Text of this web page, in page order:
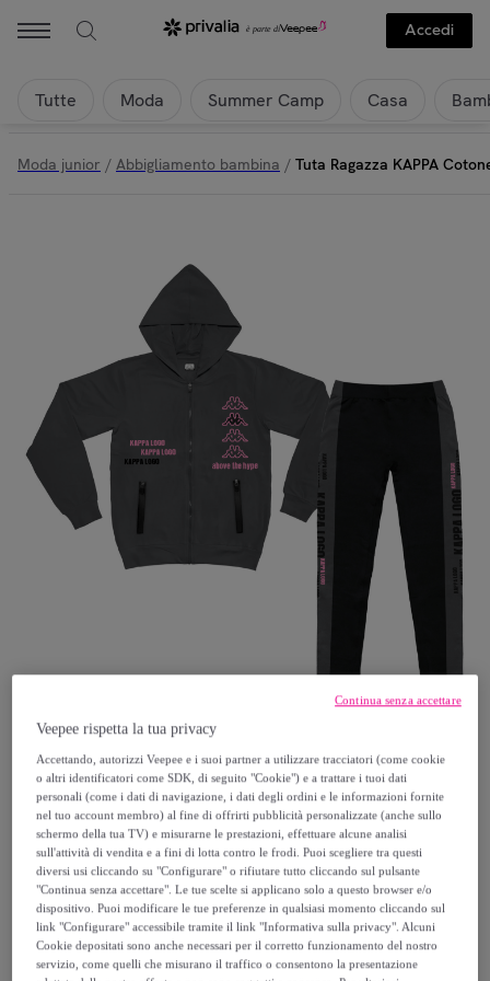
Accedi
Tutte Moda Summer Camp Casa
Moda junior / Abbigliamento bambina / Tuta Ragazza KAPPA
KAPPA
Tuta Ragazza KAPPA Cotone Mezza
Stagione 8 / 16 Anni Back To School
24,99 €
59,99 €
Veepee rispetta la tua privacy
Accettando, autorizzi Veepee e i suoi partner a utilizzare tracciatori (come cookie
o altri identificatori come SDK, di seguito "Cookie") e a trattare i tuoi dati
personali (come i dati di navigazione, i dati degli ordini e le informazioni fornite
nel tuo account membro) al fine di offrirti pubblicità personalizzate (anche sullo
schermo della tua TV) e misurarne le prestazioni, effettuare alcune analisi
sull'attività di vendita e a fini di lotta contro le frodi. Puoi scegliere tra questi
diversi usi cliccando su "Configurare" o rifiutare tutto cliccando sul pulsante
"Continua senza accettare". Le tue scelte si applicano solo a questo browser e/o
dispositivo. Puoi modificare le tue preferenze in qualsiasi momento cliccando sul
link "Configurare" accessibile tramite il link "Informativa sulla privacy". Alcuni
Cookie depositati sono anche necessari per il corretto funzionamento del nostro
servizio, come quelli che misurano il traffico o consentono la presentazione
Continua senza accettare